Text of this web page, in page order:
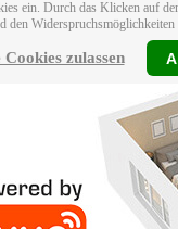
ein. Durch das Klicken auf
den
zulassen